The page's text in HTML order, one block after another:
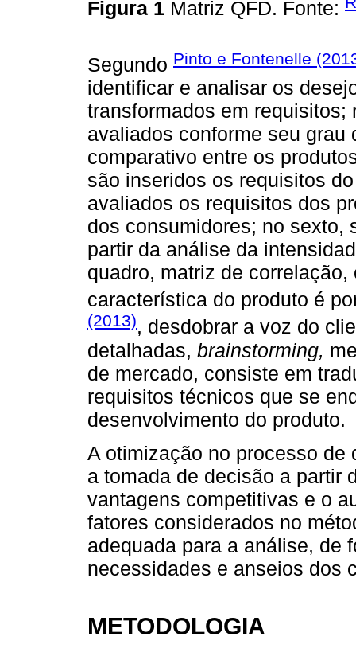
Figura 1 Matriz QFD. Fonte:
Segundo Pinto e Fontenelle
identificar e analisar os
transformados em
avaliados conforme seu
comparativo entre os
são inseridos os requisitos
avaliados os requisitos dos
dos consumidores; no sexto,
partir da análise da
quadro, matriz de
característica do produto é
(2013), desdobrar a voz do
detalhadas, brainstorming,
de mercado, consiste em
requisitos técnicos que se
desenvolvimento do produto.
A otimização no processo
a tomada de decisão a partir
vantagens competitivas e o
fatores considerados no
adequada para a análise, de
necessidades e anseios dos
METODOLOGIA